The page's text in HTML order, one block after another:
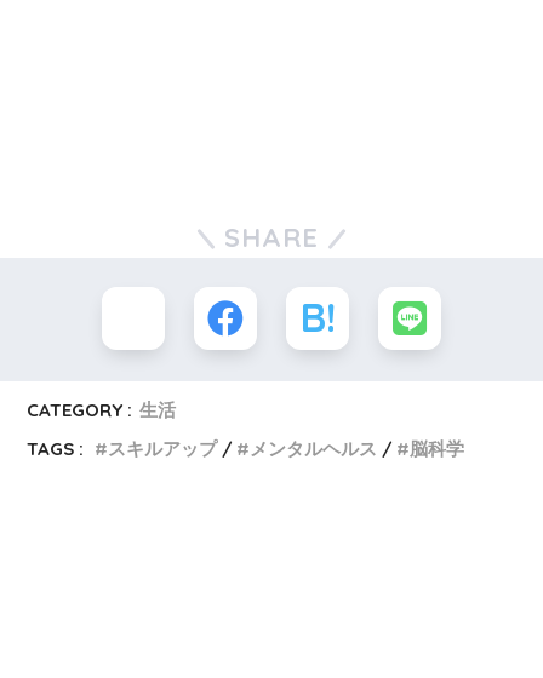
SHARE
CATEGORY : 生活
TAGS :
スキルアップ メンタルヘルス 脳科学